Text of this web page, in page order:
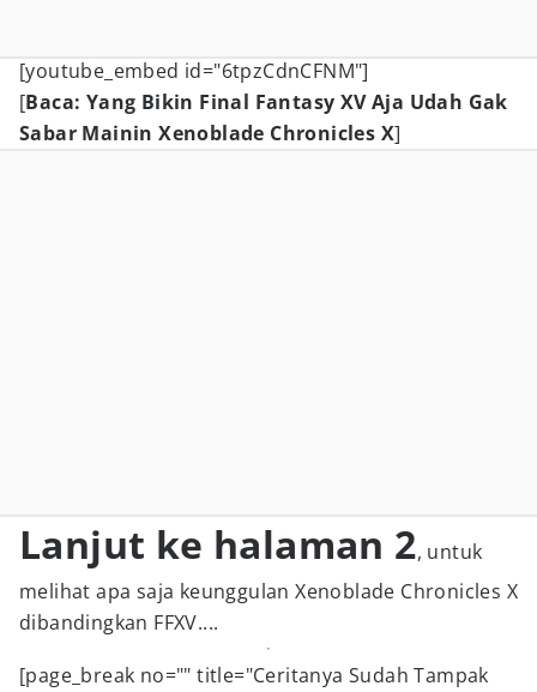
[youtube_embed id="6tpzCdnCFNM"]
[Baca: Yang Bikin Final Fantasy XV Aja Udah Gak
Sabar Mainin Xenoblade Chronicles X]
Lanjut ke halaman 2, untuk
melihat apa saja keunggulan Xenoblade Chronicles X
dibandingkan FFXV....
[page_break no="" title="Ceritanya Sudah Tampak